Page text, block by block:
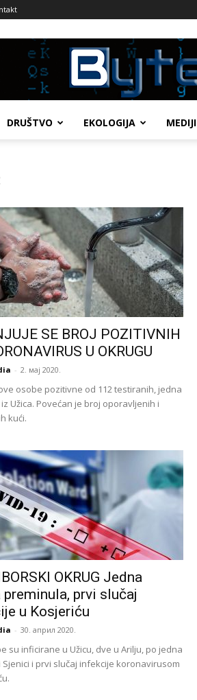
DRUŠTVO EKOLOGIJA MEDIJI
SE BROJ POZITIVNIH
U OKRUGU
- 2. мај 2020.
osobe pozitivne od 112 testiranih, jedna
Užica. Povećan je broj oporavljenih i
kući.
OKRUG Jedna
preminula, prvi slučaj
u Kosjeriću
- 30. април 2020.
su inficirane u Užicu, dve u Arilju, po jedna
Sjenici i prvi slučaj infekcije koronavirusom